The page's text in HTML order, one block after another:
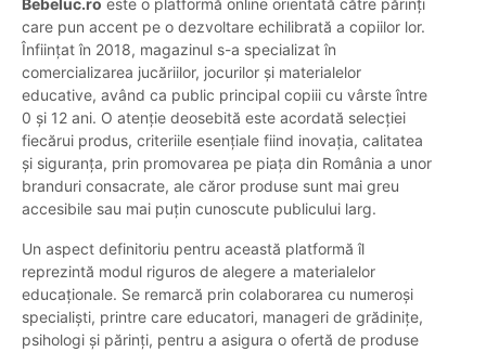
Bebeluc.ro este o platformă online orientată către părinți
care pun accent pe o dezvoltare echilibrată a copiilor lor.
Înființat în 2018, magazinul s-a specializat în
comercializarea jucăriilor, jocurilor și materialelor
educative, având ca public principal copiii cu vârste între
0 și 12 ani. O atenție deosebită este acordată selecției
fiecărui produs, criteriile esențiale fiind inovația, calitatea
și siguranța, prin promovarea pe piața din România a unor
branduri consacrate, ale căror produse sunt mai greu
accesibile sau mai puțin cunoscute publicului larg.
Un aspect definitoriu pentru această platformă îl
reprezintă modul riguros de alegere a materialelor
educaționale. Se remarcă prin colaborarea cu numeroși
specialiști, printre care educatori, manageri de grădinițe,
psihologi și părinți, pentru a asigura o ofertă de produse